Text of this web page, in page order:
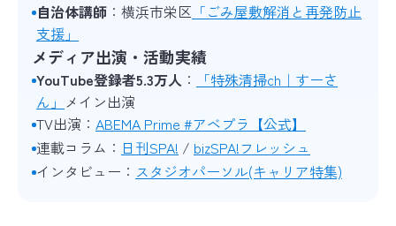
自治体講師 ：横浜市栄区 「ごみ屋敷解消と再発防止
支援」
メディア出演・活動実績
YouTube登録者5.3万人 ：
「特殊清掃ch｜すーさ
ん」 メイン出演
TV出演： ABEMA Prime #アベプラ【公式】
連載コラム： 日刊SPA! / bizSPA!フレッシュ
インタビュー： スタジオパーソル(キャリア特集)